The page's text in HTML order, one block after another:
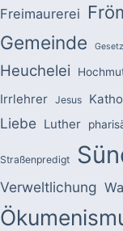
Freimaurerei
Gemeinde
Heuchelei
Irrlehrer Jesus
Liebe Luther
Straßenpredigt
Verweltlichung